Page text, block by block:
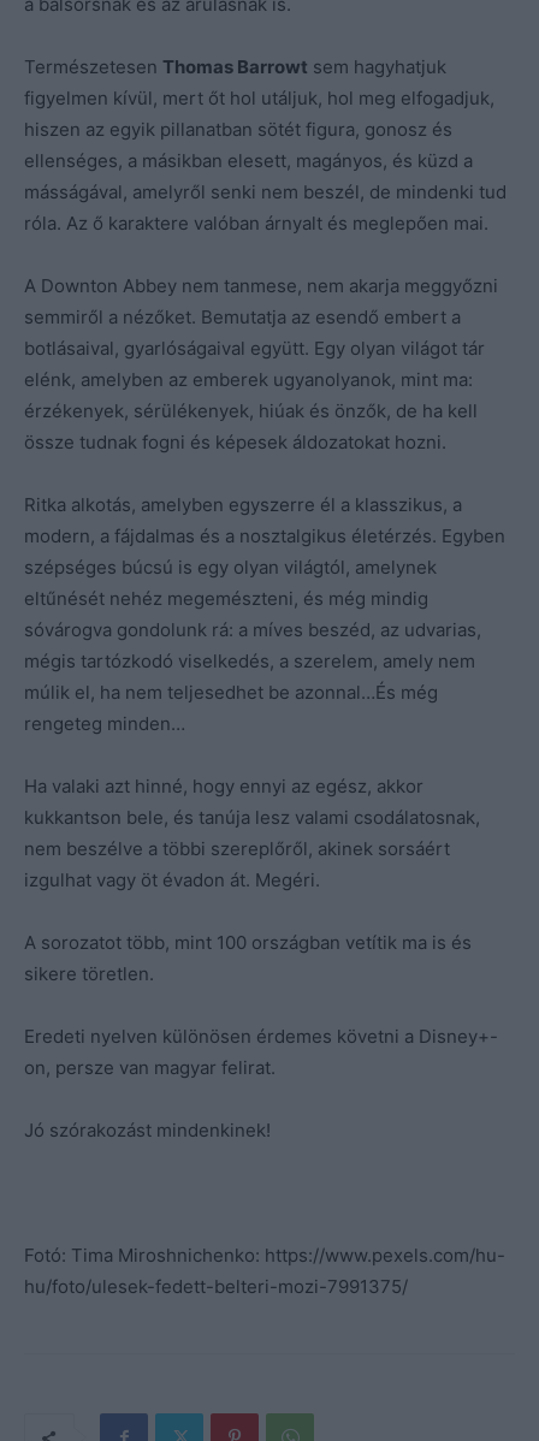
Természetesen Thomas Barrowt sem hagyhatjuk
figyelmen kívül, mert őt hol utáljuk, hol meg elfogadjuk,
hiszen az egyik pillanatban sötét figura, gonosz és
ellenséges, a másikban elesett, magányos, és küzd a
másságával, amelyről senki nem beszél, de mindenki tud
róla. Az ő karaktere valóban árnyalt és meglepően mai.
A Downton Abbey nem tanmese, nem akarja meggyőzni
semmiről a nézőket. Bemutatja az esendő embert a
botlásaival, gyarlóságaival együtt. Egy olyan világot tár
elénk, amelyben az emberek ugyanolyanok, mint ma:
érzékenyek, sérülékenyek, hiúak és önzők, de ha kell
össze tudnak fogni és képesek áldozatokat hozni.
Ritka alkotás, amelyben egyszerre él a klasszikus, a
modern, a fájdalmas és a nosztalgikus életérzés. Egyben
szépséges búcsú is egy olyan világtól, amelynek
eltűnését nehéz megemészteni, és még mindig
sóvárogva gondolunk rá: a míves beszéd, az udvarias,
mégis tartózkodó viselkedés, a szerelem, amely nem
múlik el, ha nem teljesedhet be azonnal…És még
rengeteg minden…
Ha valaki azt hinné, hogy ennyi az egész, akkor
kukkantson bele, és tanúja lesz valami csodálatosnak,
nem beszélve a többi szereplőről, akinek sorsáért
izgulhat vagy öt évadon át. Megéri.
A sorozatot több, mint 100 országban vetítik ma is és
sikere töretlen.
Eredeti nyelven különösen érdemes követni a Disney+-
on, persze van magyar felirat.
Jó szórakozást mindenkinek!
Fotó: Tima Miroshnichenko: https://www.pexels.com/hu-
hu/foto/ulesek-fedett-belteri-mozi-7991375/